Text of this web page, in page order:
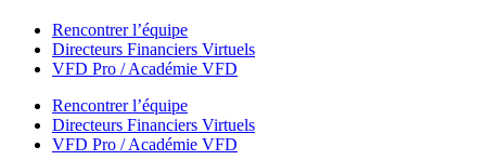
Rencontrer l’équipe
Directeurs Financiers Virtuels
VFD Pro / Académie VFD
Rencontrer l’équipe
Directeurs Financiers Virtuels
VFD Pro / Académie VFD